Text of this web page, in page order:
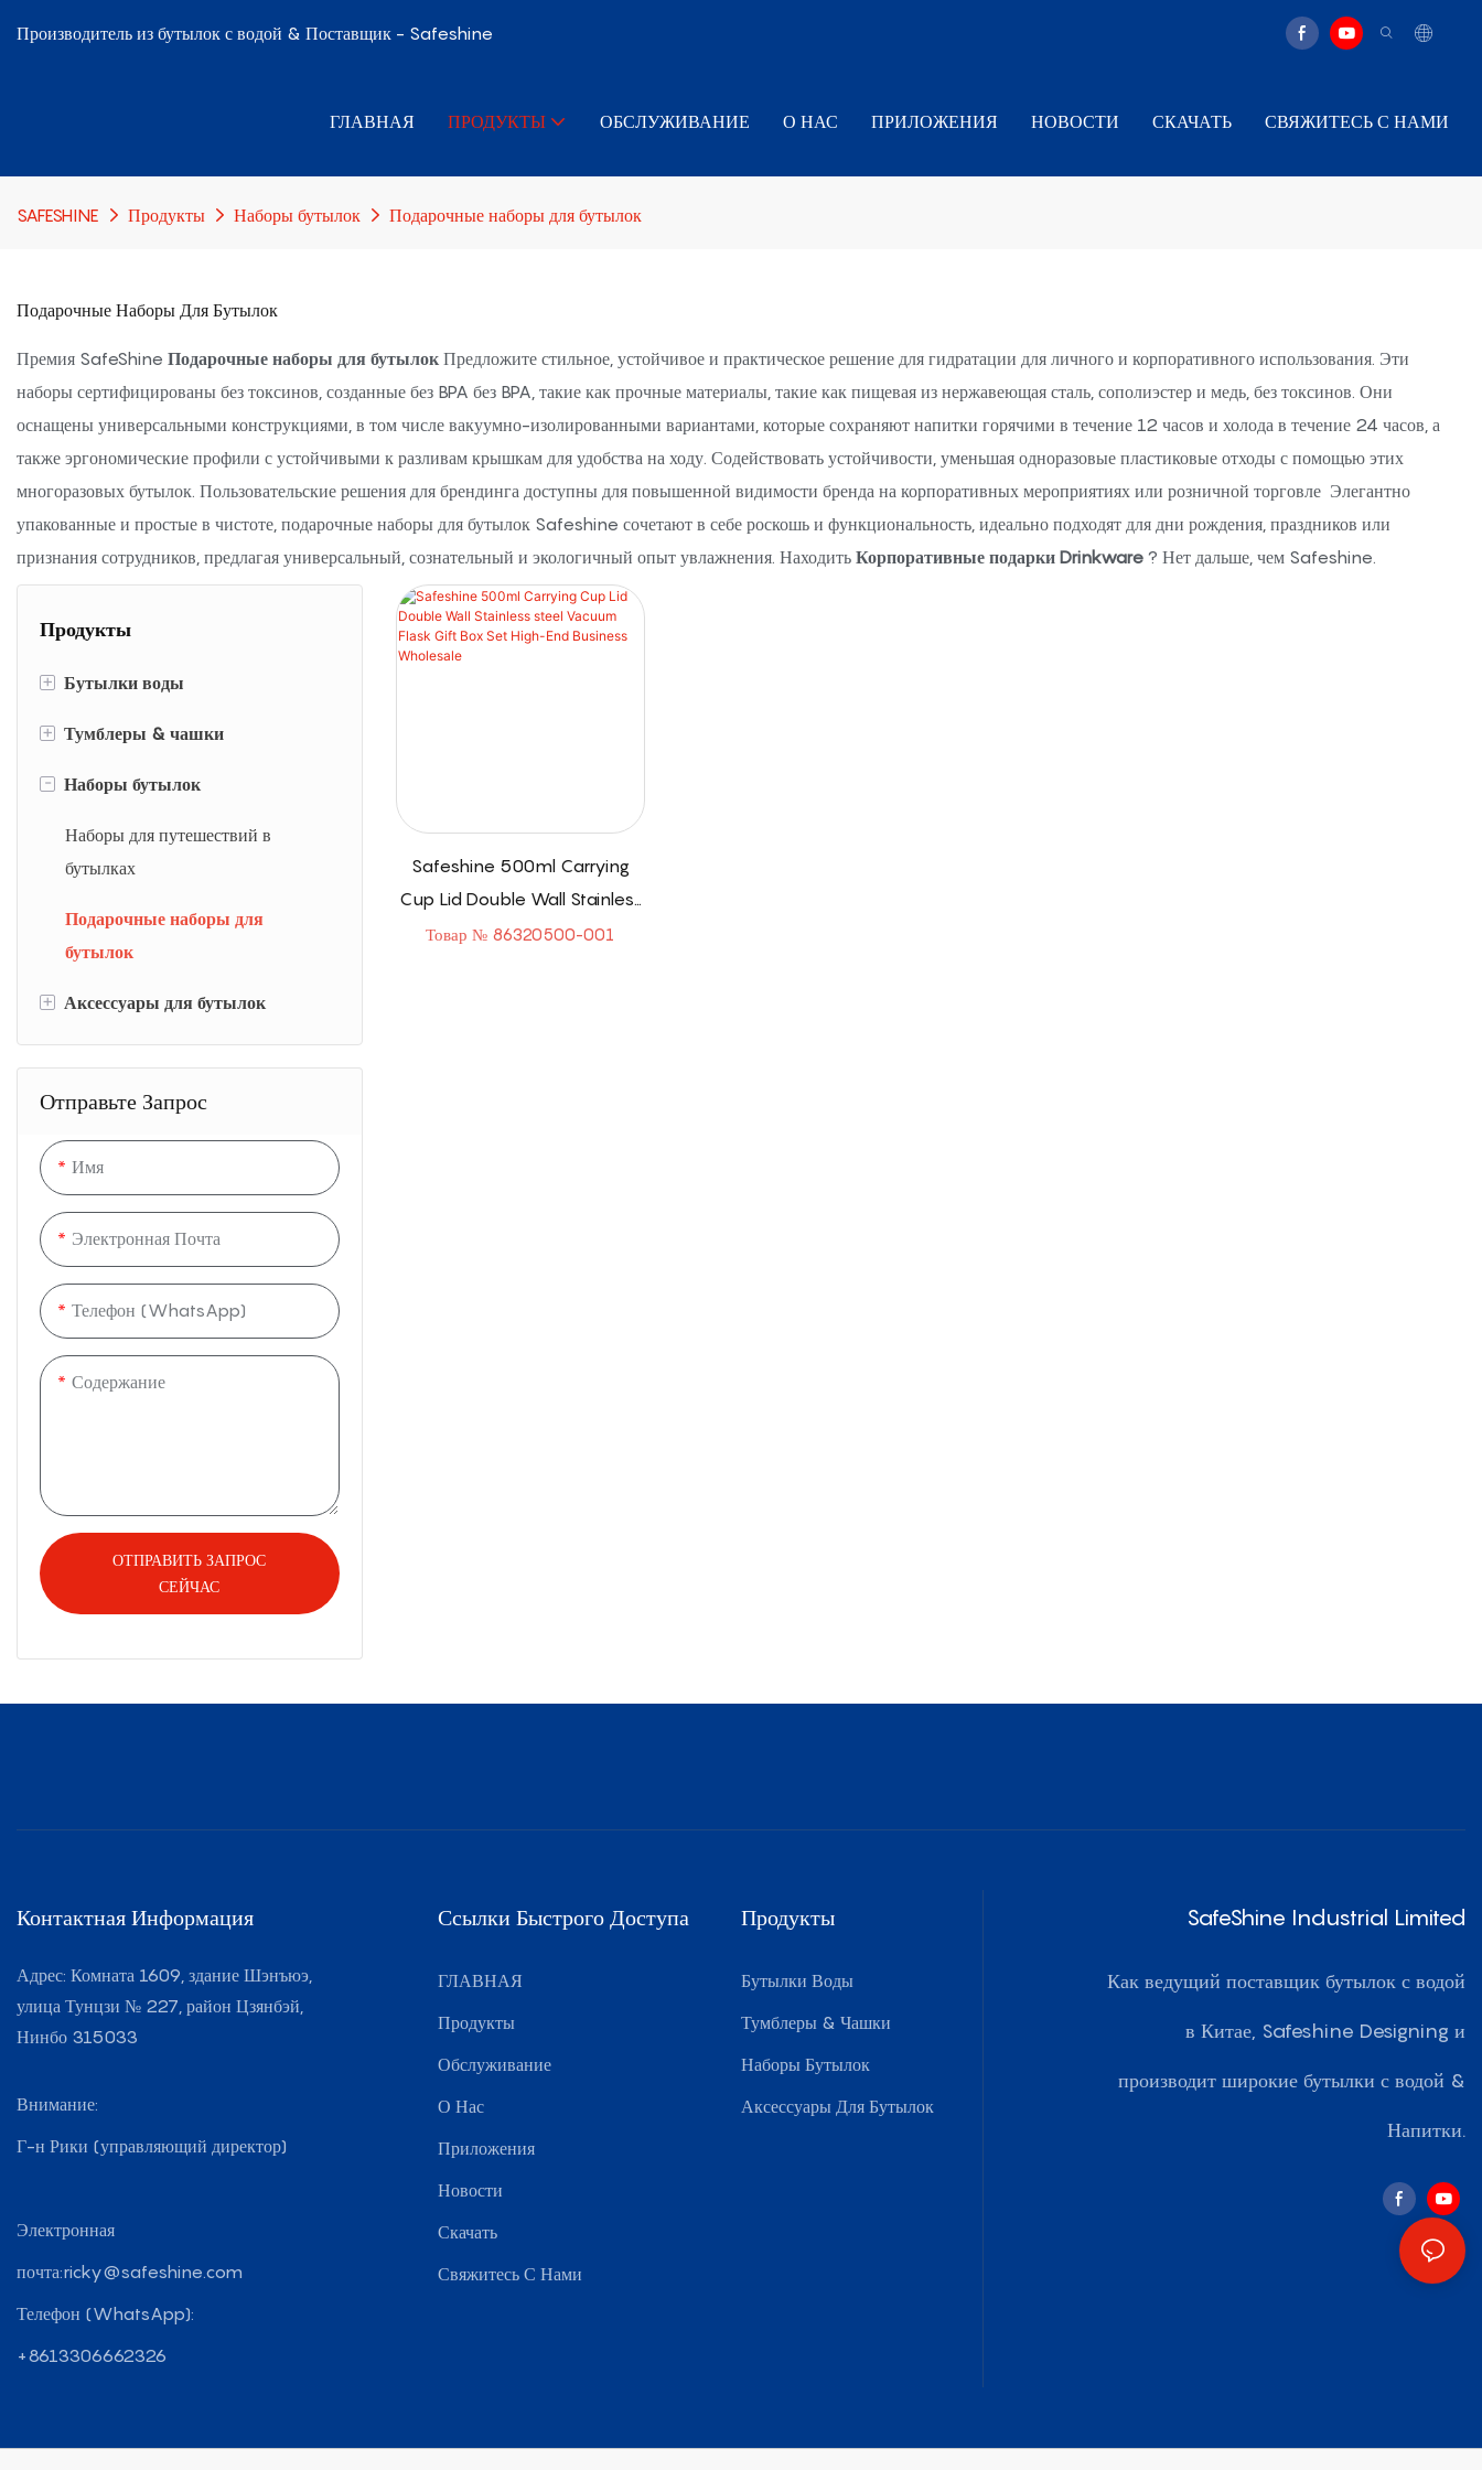
Производитель из бутылок с водой & Поставщик - Safeshine
ГЛАВНАЯ ПРОДУКТЫ ОБСЛУЖИВАНИЕ О НАС ПРИЛОЖЕНИЯ НОВОСТИ СКАЧАТЬ СВЯЖИТЕСЬ С НАМИ
SAFESHINE Продукты Наборы бутылок Подарочные наборы для бутылок
Подарочные Наборы Для Бутылок
Премия SafeShine Подарочные наборы для бутылок Предложите стильное, устойчивое и практическое решение для гидратации для личного и корпоративного использования. Эти
наборы сертифицированы без токсинов, созданные без BPA без BPA, такие как прочные материалы, такие как пищевая из нержавеющая сталь, сополиэстер и медь, без токсинов. Они
оснащены универсальными конструкциями, в том числе вакуумно-изолированными вариантами, которые сохраняют напитки горячими в течение 12 часов и холода в течение 24 часов, а
также эргономические профили с устойчивыми к разливам крышкам для удобства на ходу. Содействовать устойчивости, уменьшая одноразовые пластиковые отходы с помощью этих
многоразовых бутылок. Пользовательские решения для брендинга доступны для повышенной видимости бренда на корпоративных мероприятиях или розничной торговле Элегантно
упакованные и простые в чистоте, подарочные наборы для бутылок Safeshine сочетают в себе роскошь и функциональность, идеально подходят для дни рождения, праздников или
признания сотрудников, предлагая универсальный, сознательный и экологичный опыт увлажнения. Находить Корпоративные подарки Drinkware ? Нет дальше, чем Safeshine.
Продукты
+ Бутылки воды
Алюминиевые бутылки с водой
Пластиковые бутылки с водой
Бутылки белкового шейкера
Бутылки для воды из
нержавеющей стали
Стеклянные бутылки с водой
+ Тумблеры & чашки
Алюминиевые тумблеры &
Пластиковые тумблеры & чашки
Тумблеры из нержавеющей стали
& чашки
Стеклянные тумблеры & чашки
Керамические чашки & кружки
- Наборы бутылок
Наборы для путешествий в
бутылках
Подарочные наборы для
бутылок
+ Аксессуары для бутылок
Вода бутылка соломинки
Мешочки для бутылки с водой
Отправьте Запрос
Имя
Электронная Почта
Телефон (WhatsApp)
Содержание
ОТПРАВИТЬ ЗАПРОС
СЕЙЧАС
Safeshine 500ml Carrying
Cup Lid Double Wall Stainless
steel Vacuum Flask Gift Box
Товар № 86320500-001
Контактная Информация
Адрес: Комната 1609, здание Шэнъюэ,
улица Тунцзи № 227, район Цзянбэй,
Нинбо 315033
Внимание:
Г-н Рики (управляющий директор)
Электронная
почта:ricky@safeshine.com
Телефон (WhatsApp):
+8613306662326
Ссылки Быстрого Доступа
ГЛАВНАЯ
Продукты
Обслуживание
О Нас
Приложения
Новости
Скачать
Свяжитесь С Нами
Продукты
Бутылки Воды
Тумблеры & Чашки
Наборы Бутылок
Аксессуары Для Бутылок
SafeShine Industrial Limited
Как ведущий поставщик бутылок с водой
в Китае, Safeshine Designing и
производит широкие бутылки с водой &
Напитки.